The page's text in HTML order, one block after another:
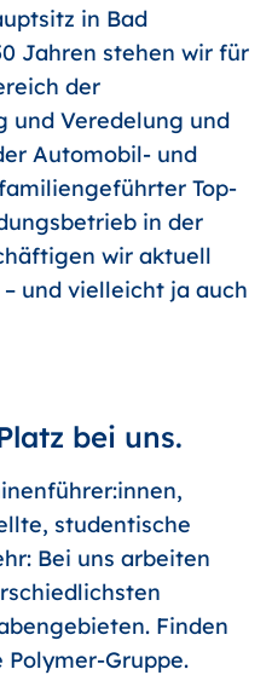
in Bad
Jahren stehen wir für
der
und Veredelung und
Automobil- und
Top-
in der
wir aktuell
und vielleicht ja auch
bei uns.
studentische
Bei uns arbeiten
Finden
Gruppe.